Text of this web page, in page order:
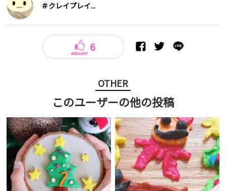
＃クレイプレイ...
6
OTHER
このユーザーの他の投稿